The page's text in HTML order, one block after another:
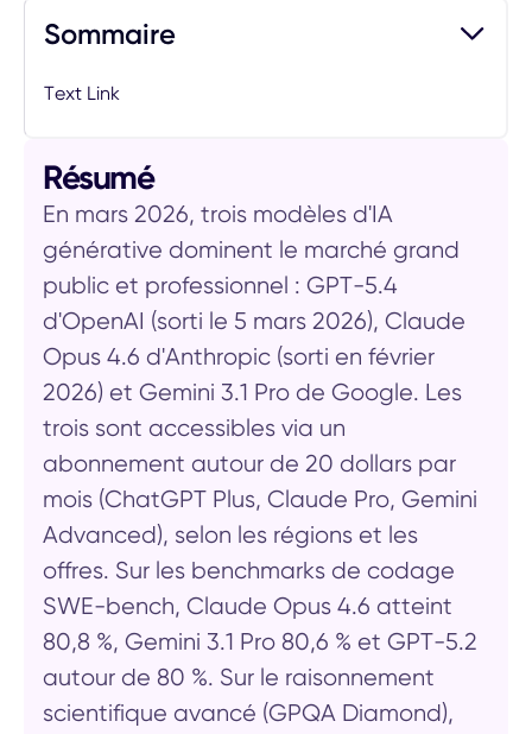
Résumé
En mars 2026, trois modèles d'IA
générative dominent le marché grand
public et professionnel : GPT-5.4
d'OpenAI (sorti le 5 mars 2026), Claude
Opus 4.6 d'Anthropic (sorti en février
2026) et Gemini 3.1 Pro de Google. Les
trois sont accessibles via un
abonnement autour de 20 dollars par
mois (ChatGPT Plus, Claude Pro, Gemini
Advanced), selon les régions et les
offres. Sur les benchmarks de codage
SWE-bench, Claude Opus 4.6 atteint
80,8 %, Gemini 3.1 Pro 80,6 % et GPT-5.2
autour de 80 %. Sur le raisonnement
scientifique avancé (GPQA Diamond),
Sommaire
Text Link